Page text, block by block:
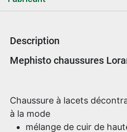
Description
Informations sur le produit
Mephisto chaussures
Chaussure à lacets
à la mode
mélange de cuir de